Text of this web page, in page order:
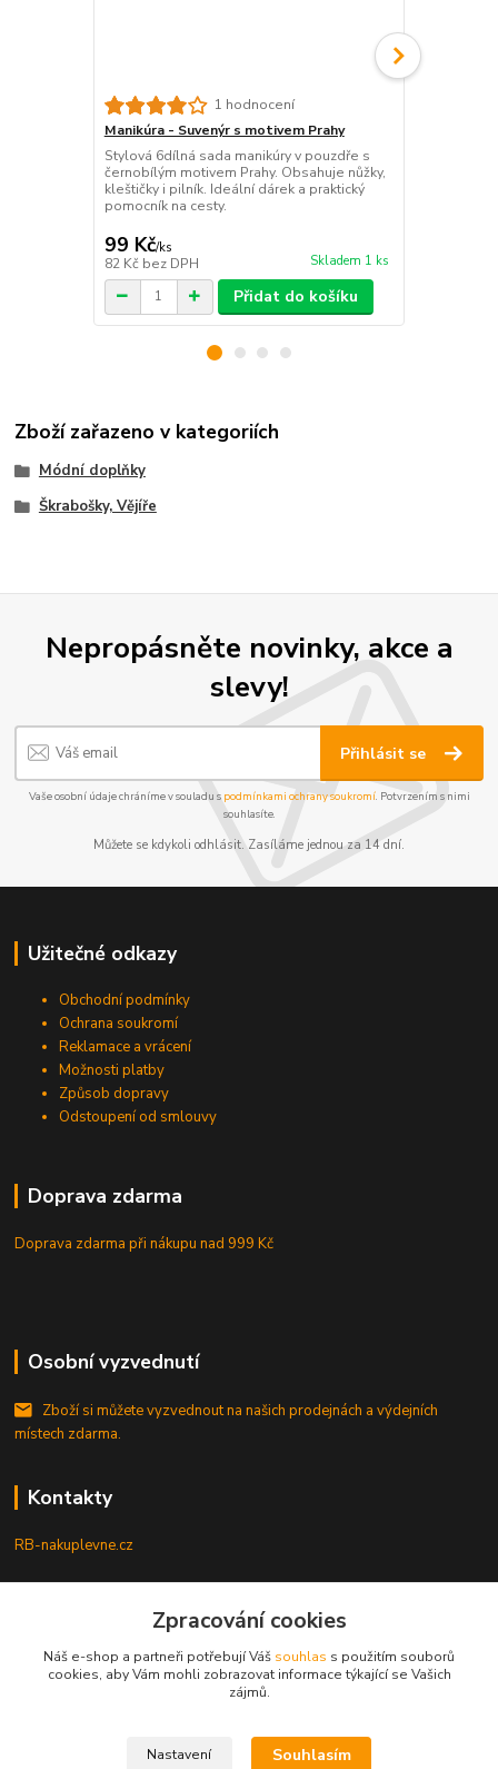
1 hodnocení
Manikúra - Suvenýr s motivem Prahy
Stylová 6dílná sada manikúry v pouzdře s
černobílým motivem Prahy. Obsahuje nůžky,
kleštičky i pilník. Ideální dárek a praktický
pomocník na cesty.
99 Kč/ks
82 Kč bez DPH Skladem 1 ks
Přidat do košíku
Zboží zařazeno v kategoriích
Módní doplňky
Škrabošky, Vějíře
Nepropásněte novinky, akce a
slevy!
Přihlásit se
Vaše osobní údaje chráníme v souladu s podmínkami ochrany soukromí. Potvrzením s nimi
souhlasíte.
Můžete se kdykoli odhlásit. Zasíláme jednou za 14 dní.
Užitečné odkazy
Obchodní podmínky
Ochrana soukromí
Reklamace a vrácení
Možnosti platby
Způsob dopravy
Odstoupení od smlouvy
Doprava zdarma
Doprava zdarma při nákupunad 999 Kč
Osobní vyzvednutí
Zboží si můžete vyzvednout na našich prodejnách a výdejních
místech zdarma.
Kontakty
RB-nakuplevne.cz
+420 222722421
info@rb-nakuplevne.cz
Zpracování cookies
Náš e-shop a partneři potřebují Váš souhlas s použitím souborů
cookies, aby Vám mohli zobrazovat informace týkající se Vašich
zájmů.
Nastavení Souhlasím